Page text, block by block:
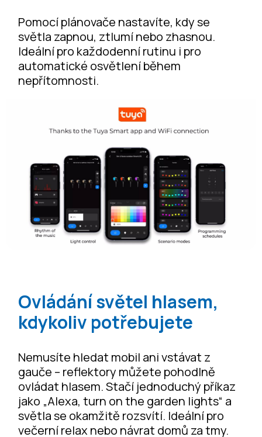
Pomocí plánovače nastavíte, kdy se
světla zapnou, ztlumí nebo zhasnou.
Ideální pro každodenní rutinu i pro
automatické osvětlení během
nepřítomnosti.
Ovládání světel hlasem,
kdykoliv potřebujete
Nemusíte hledat mobil ani vstávat z
gauče – reflektory můžete pohodlně
ovládat hlasem. Stačí jednoduchý příkaz
jako „Alexa, turn on the garden lights“ a
světla se okamžitě rozsvítí. Ideální pro
večerní relax nebo návrat domů za tmy.